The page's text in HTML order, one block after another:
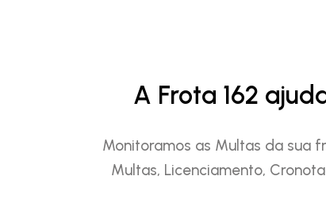
A Frota 162
Monitoramos as Multas da sua
Multas, Licenciamento,